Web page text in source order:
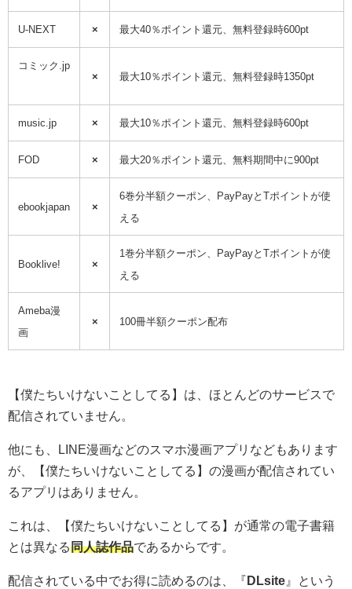
U-NEXT × 最大40％ポイント還元、無料登録時600pt
コミック.jp
×
最大10％ポイント還元、無料登録時1350pt
music.jp × 最大10％ポイント還元、無料登録時600pt
FOD × 最大20％ポイント還元、無料期間中に900pt
ebookjapan ×
6巻分半額クーポン、PayPayとTポイントが使
える
Booklive! ×
1巻分半額クーポン、PayPayとTポイントが使
える
Ameba漫
画
× 100冊半額クーポン配布
【僕たちいけないことしてる】は、ほとんどのサービスで
配信されていません。
他にも、LINE漫画などのスマホ漫画アプリなどもあります
が、【僕たちいけないことしてる】の漫画が配信されてい
るアプリはありません。
これは、【僕たちいけないことしてる】が通常の電子書籍
とは異なる同人誌作品であるからです。
配信されている中でお得に読めるのは、『 DLsite 』という